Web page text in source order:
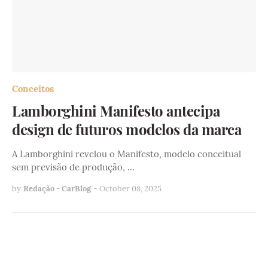
Conceitos
Lamborghini Manifesto antecipa
design de futuros modelos da marca
A Lamborghini revelou o Manifesto, modelo conceitual
sem previsão de produção, …
by Redação - CarBlog - October 08, 2025